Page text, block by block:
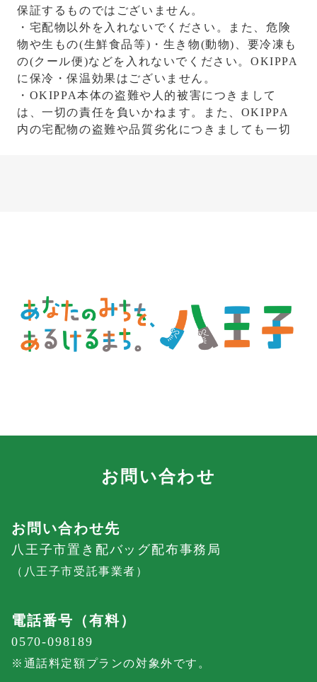
保証するものではございません。
・宅配物以外を入れないでください。また、危険
物や生もの(生鮮食品等)・生き物(動物)、要冷凍も
の(クール便)などを入れないでください。OKIPPA
に保冷・保温効果はございません。
・OKIPPA本体の盗難や人的被害につきまして
は、一切の責任を負いかねます。また、OKIPPA
内の宅配物の盗難や品質劣化につきましても一切
た場合の宅配物の盗難、破損、商品劣化に関して
は、一切の責任を負いかねますのでご了承くださ
い。なお、OKIPPAご利用開始にあたっては、配
送会社様へOKIPPA使用のご指示をいただくこと
お問い合わせ
お問い合わせ先
八王子市置き配バッグ配布事務局
（八王子市受託事業者）
電話番号（有料）
0570-098189
※通話料定額プランの対象外です。